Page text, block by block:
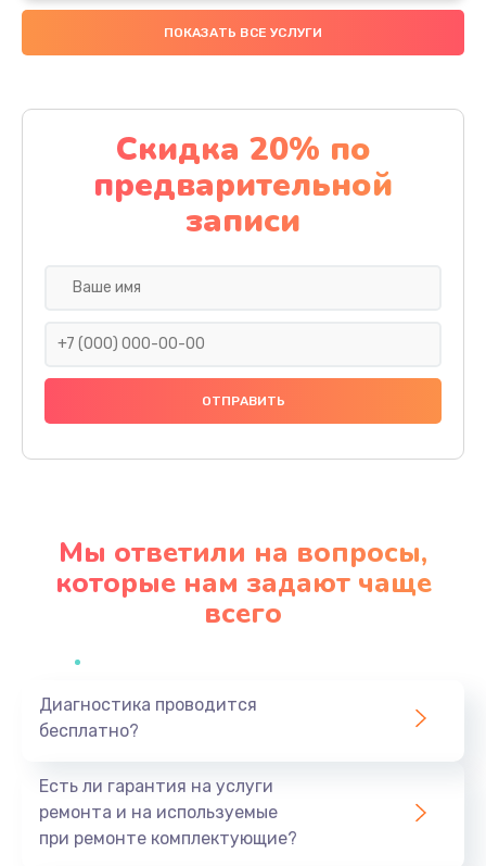
Замена турбины
2500 руб.
Замена шланга
1300 руб.
Заказать
Проверка и замена предохранителей
800 руб.
Заказать
Ремонт системы автоматического встряхивания
Заказать
900 руб.
Заказать
ПОКАЗАТЬ ВСЕ УСЛУГИ
Скидка 20% по
предварительной
записи
Мы ответили на вопросы,
которые нам задают чаще
всего
Диагностика проводится
бесплатно?
Есть ли гарантия на услуги
ремонта и на используемые
при ремонте комплектующие?